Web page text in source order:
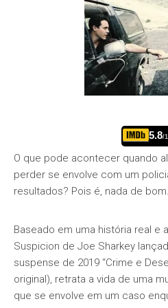
5.8/
O que pode acontecer quando
perder se envolve com um
resultados? Pois é, nada de bom.
Baseado em uma história real e
Suspicion de Joe Sharkey
suspense de 2019 “Crime e
original), retrata a vida de uma
que se envolve em um caso